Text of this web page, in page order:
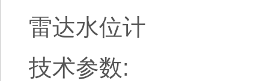
雷达水位计
技术参数: